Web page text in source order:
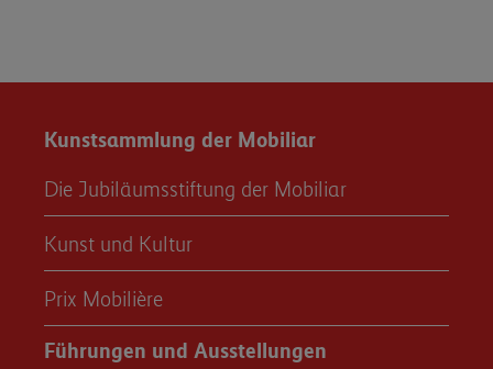
Kunstsammlung der Mobiliar
Die Jubiläumsstiftung der Mobiliar
Kunst und Kultur
Prix Mobilière
Führungen und Ausstellungen